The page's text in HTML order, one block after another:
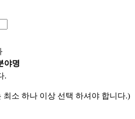
야명
.
최소 하나 이상 선택 하셔야 합니다.)